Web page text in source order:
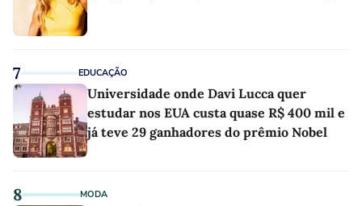
7 EDUCAÇÃO
Universidade onde Davi Lucca quer
estudar nos EUA custa quase R$ 400 mil e
já teve 29 ganhadores do prêmio Nobel
8 MODA